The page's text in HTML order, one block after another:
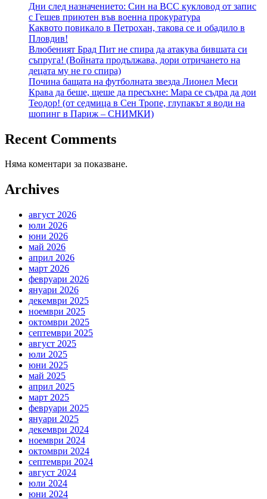
Дни след назначението: Син на ВСС кукловод от запис
с Гешев приютен във военна прокуратура
Каквото повикало в Петрохан, такова се и обадило в
Пловдив!
Влюбеният Брад Пит не спира да атакува бившата си
съпруга! (Войната продължава, дори отричането на
децата му не го спира)
Почина бащата на футболната звезда Лионел Меси
Крава да беше, щеше да пресъхне: Мара се съдра да дои
Теодор! (от седмица в Сен Тропе, глупакът я води на
шопинг в Париж – СНИМКИ)
Recent Comments
Няма коментари за показване.
Archives
август 2026
юли 2026
юни 2026
май 2026
април 2026
март 2026
февруари 2026
януари 2026
декември 2025
ноември 2025
октомври 2025
септември 2025
август 2025
юли 2025
юни 2025
май 2025
април 2025
март 2025
февруари 2025
януари 2025
декември 2024
ноември 2024
октомври 2024
септември 2024
август 2024
юли 2024
юни 2024